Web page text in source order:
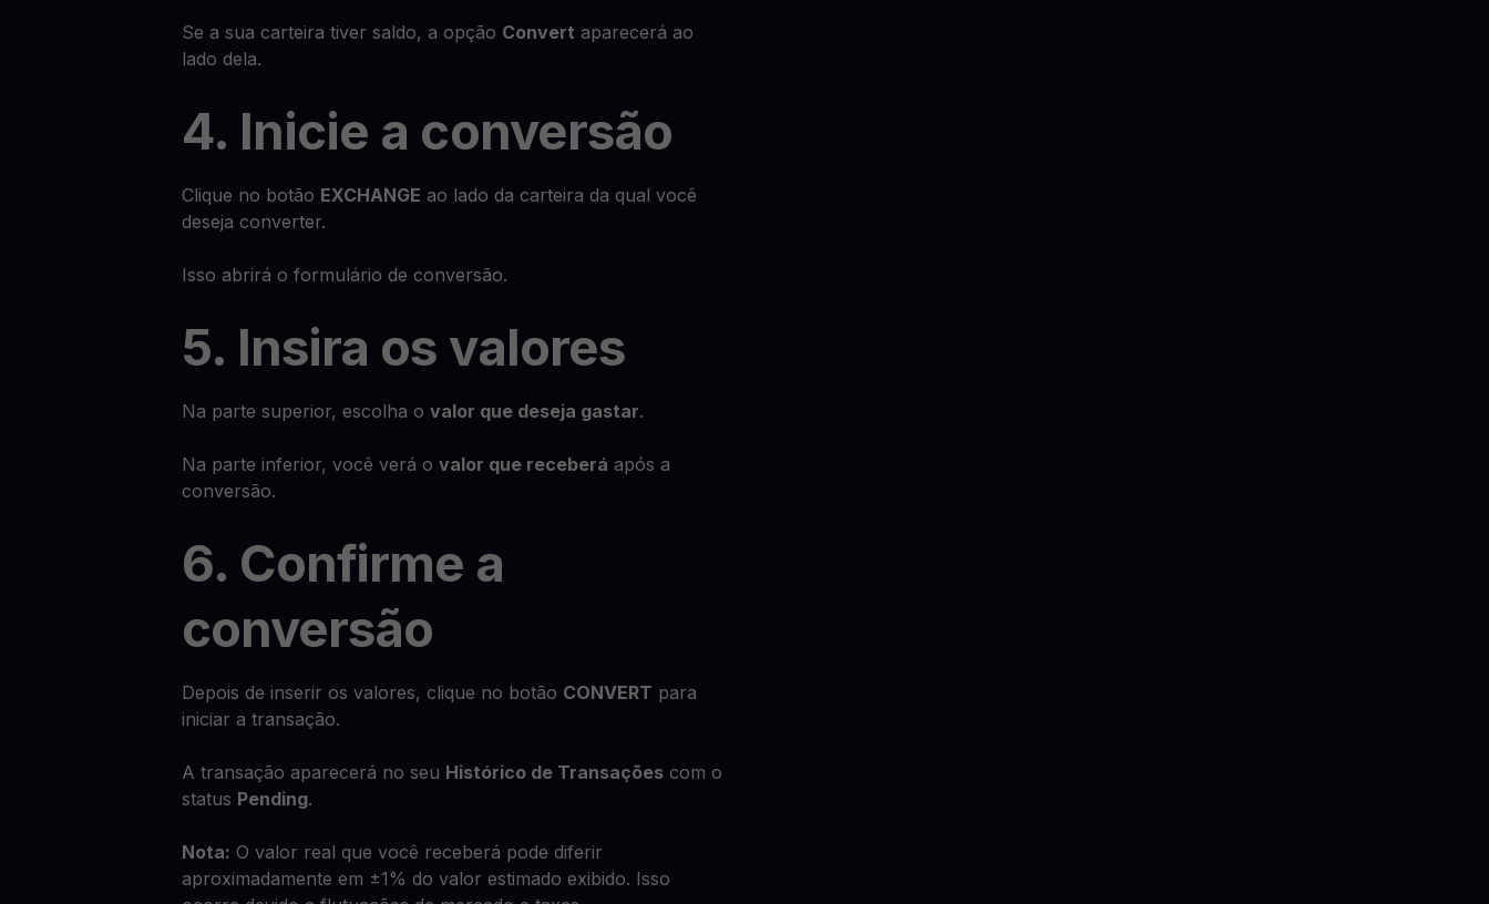
Se a sua carteira tiver saldo, a opção Convert aparecerá ao
lado dela.
4. Inicie a conversão
Clique no botão EXCHANGE ao lado da carteira da qual você
deseja converter.
Isso abrirá o formulário de conversão.
5. Insira os valores
Na parte superior, escolha o valor que deseja gastar.
Na parte inferior, você verá o valor que receberá após a
conversão.
6. Confirme a
conversão
Depois de inserir os valores, clique no botão CONVERT para
iniciar a transação.
A transação aparecerá no seu Histórico de Transações com o
status Pending.
Nota: O valor real que você receberá pode diferir
aproximadamente em ±1% do valor estimado exibido. Isso